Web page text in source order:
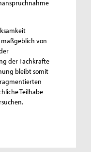
von
der Fachkräfte
bleibt somit
Teilhabe